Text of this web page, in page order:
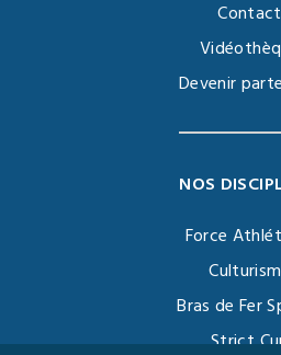
Contact
Devenir
NOS
Force
Bras de Fer
Strict